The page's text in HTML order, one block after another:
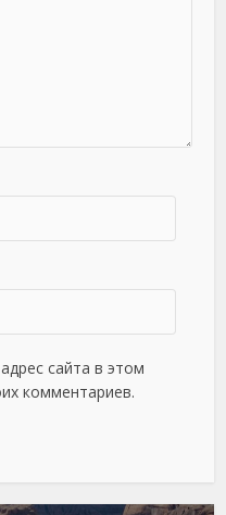
сайта в этом
комментариев.